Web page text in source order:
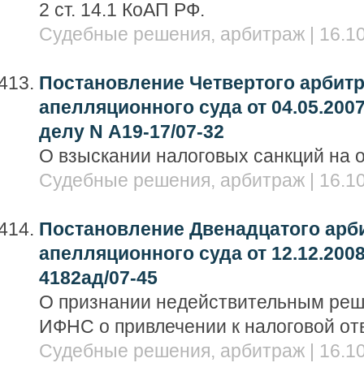
2 ст. 14.1 КоАП РФ.
Судебные решения, арбитраж |
Постановление Четвертого
апелляционного суда от
делу N А19-17/07-32
О взыскании налоговых санкций на
Судебные решения, арбитраж |
Постановление Двенадцатого
апелляционного суда от
4182ад/07-45
О признании недействительным
ИФНС о привлечении к налоговой
Судебные решения, арбитраж |